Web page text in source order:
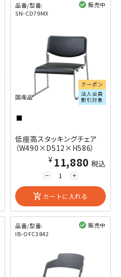
品番/型番:
SN-CD79MX
販売中
クーポン
法人会員
割引対象
国産品
低座高スタッキングチェア
（W490×D512×H586）
remove add
¥11,880 税込
add_shopping_cart カートに入れる
品番/型番:
IB-OFC3842
販売中